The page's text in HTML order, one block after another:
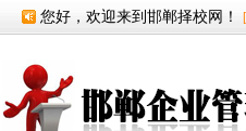
您好，欢迎来到邯郸择校网！